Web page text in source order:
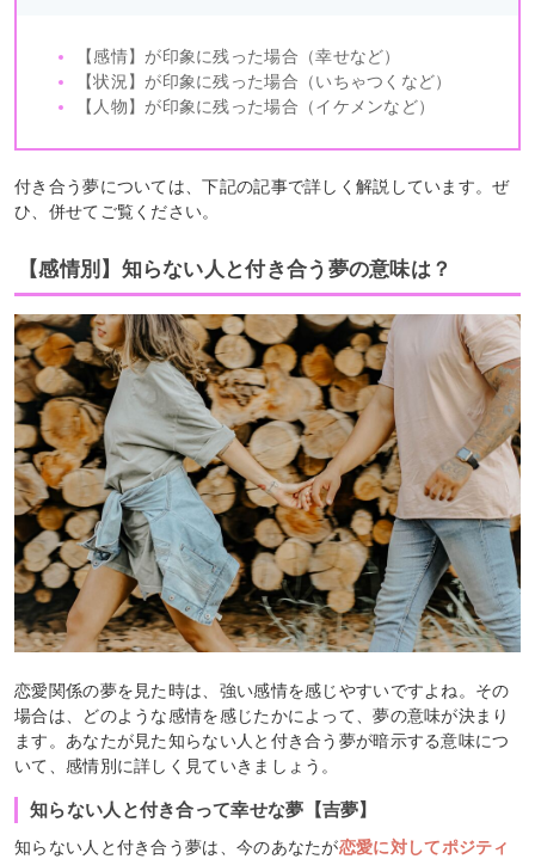
【感情】が印象に残った場合（幸せなど）
【状況】が印象に残った場合（いちゃつくなど）
【人物】が印象に残った場合（イケメンなど）
付き合う夢については、下記の記事で詳しく解説しています。ぜ
ひ、併せてご覧ください。
【感情別】知らない人と付き合う夢の意味は？
恋愛関係の夢を見た時は、強い感情を感じやすいですよね。その
場合は、どのような感情を感じたかによって、夢の意味が決まり
ます。あなたが見た知らない人と付き合う夢が暗示する意味につ
いて、感情別に詳しく見ていきましょう。
知らない人と付き合って幸せな夢【吉夢】
知らない人と付き合う夢は、今のあなたが恋愛に対してポジティ